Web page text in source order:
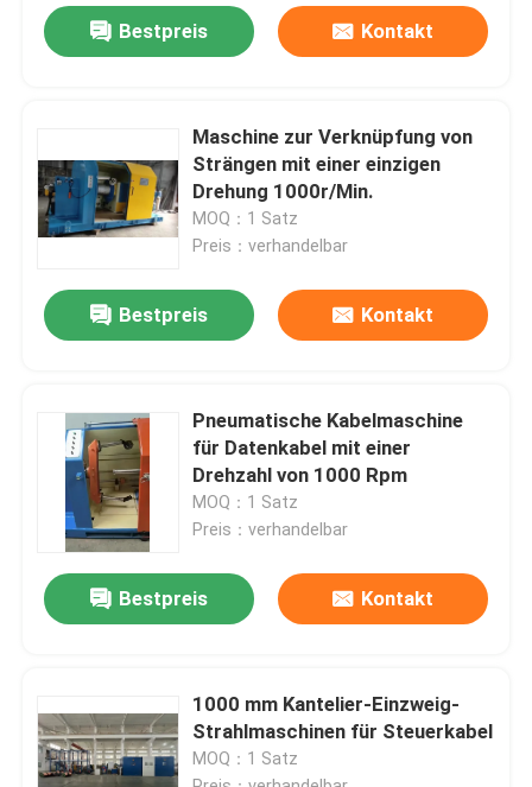
Produkte
Über uns
Qualitätskontrolle
Kontaktieren Sie uns
Neuigkeiten
Bitte um ein Angebot
Bestpreis Kontakt
Maschine zur Verknüpfung von
Strängen mit einer einzigen
Drehung 1000r/Min.
MOQ：1 Satz
Preis：verhandelbar
Bestpreis Kontakt
Pneumatische Kabelmaschine
für Datenkabel mit einer
Drehzahl von 1000 Rpm
MOQ：1 Satz
Preis：verhandelbar
Bestpreis Kontakt
1000 mm Kantelier-Einzweig-
Strahlmaschinen für Steuerkabel
MOQ：1 Satz